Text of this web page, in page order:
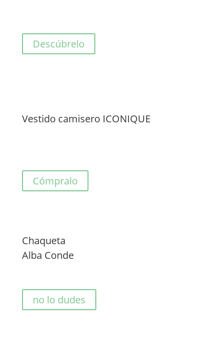
Descúbrelo
Vestido camisero ICONIQUE
Cómpralo
Chaqueta
Alba Conde
no lo dudes